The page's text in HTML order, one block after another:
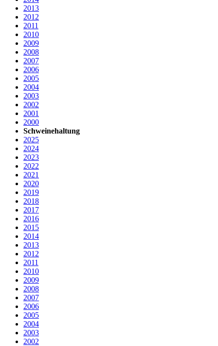
2013
2012
2011
2010
2009
2008
2007
2006
2005
2004
2003
2002
2001
2000
Schweinehaltung
2025
2024
2023
2022
2021
2020
2019
2018
2017
2016
2015
2014
2013
2012
2011
2010
2009
2008
2007
2006
2005
2004
2003
2002